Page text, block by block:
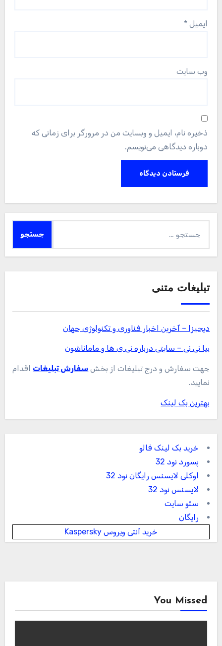
ایمیل *
وب‌ سایت
ذخیره نام، ایمیل و وبسایت من در مرورگر برای زمانی که
دوباره دیدگاهی می‌نویسم.
برای:
تبلیغات متنی
دیجیزا – آخرین اخبار فناوری و تکنولوژی جهان
بیا نی نی – سایتی درباره نی ی ها و ماماناشون
جهت سفارش و درج تبلیغات از بخش سفارش تبلیغات اقدام
نمایید.
بهترین بک لینک
خرید بک لینک فالو
پسورد نود 32
اوکلی لایسنس رایگان نود 32
لایسنس نود 32
سئو سایت
رایگان
خرید آنتی ویروس Kaspersky
You Missed